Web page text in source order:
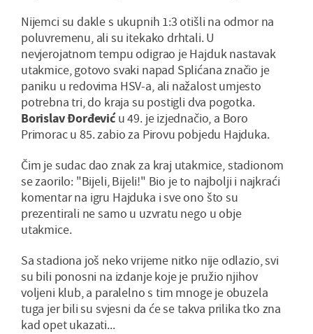
Nijemci su dakle s ukupnih 1:3 otišli na odmor na
poluvremenu, ali su itekako drhtali. U
nevjerojatnom tempu odigrao je Hajduk nastavak
utakmice, gotovo svaki napad Splićana značio je
paniku u redovima HSV-a, ali nažalost umjesto
potrebna tri, do kraja su postigli dva pogotka.
Borislav Đorđeviću 49. je izjednačio, a Boro
Primorac u 85. zabio za Pirovu pobjedu Hajduka.
Čim je sudac dao znak za kraj utakmice, stadionom
se zaorilo: "Bijeli, Bijeli!" Bio je to najbolji i najkraći
komentar na igru Hajduka i sve ono što su
prezentirali ne samo u uzvratu nego u obje
utakmice.
Sa stadiona još neko vrijeme nitko nije odlazio, svi
su bili ponosni na izdanje koje je pružio njihov
voljeni klub, a paralelno s tim mnoge je obuzela
tuga jer bili su svjesni da će se takva prilika tko zna
kad opet ukazati...